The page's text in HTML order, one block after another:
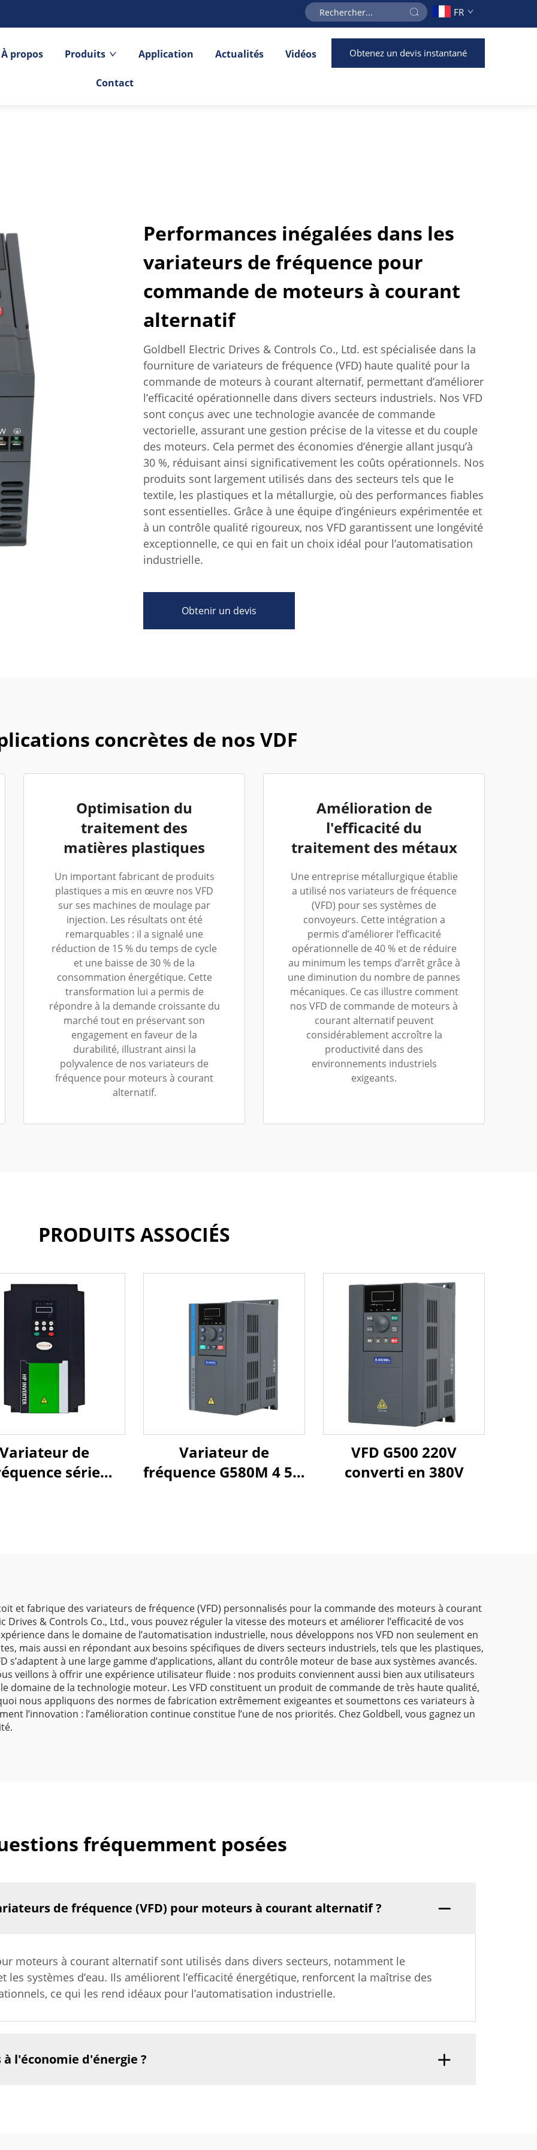
FR
À propos Produits Application Actualités Vidéos
Contact
Obtenez un devis instantané
Performances inégalées dans les
variateurs de fréquence pour
commande de moteurs à courant
alternatif
Goldbell Electric Drives & Controls Co., Ltd. est spécialisée dans la
fourniture de variateurs de fréquence (VFD) haute qualité pour la
commande de moteurs à courant alternatif, permettant d’améliorer
l’efficacité opérationnelle dans divers secteurs industriels. Nos VFD
sont conçus avec une technologie avancée de commande
vectorielle, assurant une gestion précise de la vitesse et du couple
des moteurs. Cela permet des économies d’énergie allant jusqu’à
30 %, réduisant ainsi significativement les coûts opérationnels. Nos
produits sont largement utilisés dans des secteurs tels que le
textile, les plastiques et la métallurgie, où des performances fiables
sont essentielles. Grâce à une équipe d’ingénieurs expérimentée et
à un contrôle qualité rigoureux, nos VFD garantissent une longévité
exceptionnelle, ce qui en fait un choix idéal pour l’automatisation
industrielle.
Obtenir un devis
concrètes de nos VDF
Optimisation du
traitement des
matières plastiques
Un important fabricant de produits
plastiques a mis en œuvre nos VFD
sur ses machines de moulage par
injection. Les résultats ont été
remarquables : il a signalé une
réduction de 15 % du temps de cycle
et une baisse de 30 % de la
consommation énergétique. Cette
transformation lui a permis de
répondre à la demande croissante du
marché tout en préservant son
engagement en faveur de la
durabilité, illustrant ainsi la
polyvalence de nos variateurs de
fréquence pour moteurs à courant
alternatif.
Amélioration de
l'efficacité du
traitement des métaux
Une entreprise métallurgique établie
a utilisé nos variateurs de fréquence
(VFD) pour ses systèmes de
convoyeurs. Cette intégration a
permis d’améliorer l’efficacité
opérationnelle de 40 % et de réduire
au minimum les temps d’arrêt grâce à
une diminution du nombre de pannes
mécaniques. Ce cas illustre comment
nos VFD de commande de moteurs à
courant alternatif peuvent
considérablement accroître la
productivité dans des
environnements industriels
exigeants.
PRODUITS ASSOCIÉS
Variateur de
série
Variateur de
fréquence G580M 4 5,5
VFD G500 220V
converti en 380V
et fabrique des variateurs de fréquence (VFD) personnalisés pour la commande des moteurs à courant
& Controls Co., Ltd., vous pouvez réguler la vitesse des moteurs et améliorer l’efficacité de vos
dans le domaine de l’automatisation industrielle, nous développons nos VFD non seulement en
mais aussi en répondant aux besoins spécifiques de divers secteurs industriels, tels que les plastiques,
s’adaptent à une large gamme d’applications, allant du contrôle moteur de base aux systèmes avancés.
veillons à offrir une expérience utilisateur fluide : nos produits conviennent aussi bien aux utilisateurs
domaine de la technologie moteur. Les VFD constituent un produit de commande de très haute qualité,
nous appliquons des normes de fabrication extrêmement exigeantes et soumettons ces variateurs à
l’innovation : l’amélioration continue constitue l’une de nos priorités. Chez Goldbell, vous gagnez un
fréquemment posées
de fréquence (VFD) pour moteurs à courant alternatif ?
moteurs à courant alternatif sont utilisés dans divers secteurs, notamment le
systèmes d’eau. Ils améliorent l’efficacité énergétique, renforcent la maîtrise des
ce qui les rend idéaux pour l’automatisation industrielle.
l'économie d'énergie ?